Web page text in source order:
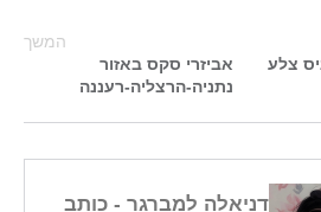
צלע
המשך
אביזרי סקס באזור
נתניה-הרצליה-רעננה
דניאלה למברגר - כותב